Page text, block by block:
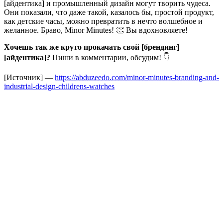
[айдентика] и промышленный дизайн могут творить чудеса.
Они показали, что даже такой, казалось бы, простой продукт,
как детские часы, можно превратить в нечто волшебное и
желанное. Браво, Minor Minutes! 👏 Вы вдохновляете!
Хочешь так же круто прокачать свой [брендинг]
[айдентика]? Пиши в комментарии, обсудим! 👇
[Источник] — https://abduzeedo.com/minor-minutes-branding-and-
industrial-design-childrens-watches